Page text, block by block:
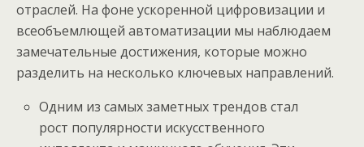
отраслей. На фоне ускоренной цифровизации и
всеобъемлющей автоматизации мы наблюдаем
замечательные достижения, которые можно
разделить на несколько ключевых направлений.
Одним из самых заметных трендов стал
рост популярности искусственного